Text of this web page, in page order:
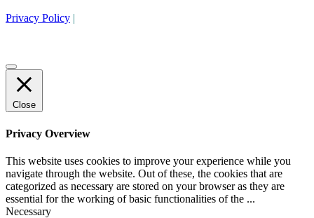
Privacy Policy |
Close
Privacy Overview
This website uses cookies to improve your experience while you
navigate through the website. Out of these, the cookies that are
categorized as necessary are stored on your browser as they are
essential for the working of basic functionalities of the ...
Necessary